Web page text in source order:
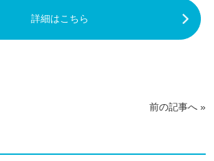
詳細はこちら
前の記事へ »